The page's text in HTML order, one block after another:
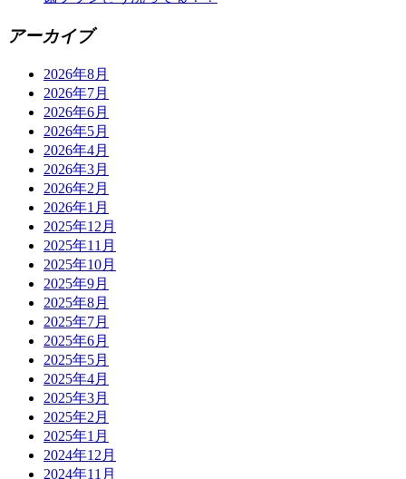
アーカイブ
2026年8月
2026年7月
2026年6月
2026年5月
2026年4月
2026年3月
2026年2月
2026年1月
2025年12月
2025年11月
2025年10月
2025年9月
2025年8月
2025年7月
2025年6月
2025年5月
2025年4月
2025年3月
2025年2月
2025年1月
2024年12月
2024年11月